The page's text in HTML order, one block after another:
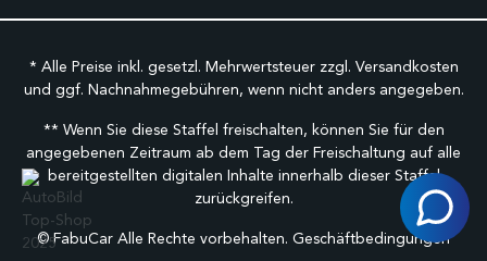
* Alle Preise inkl. gesetzl. Mehrwertsteuer zzgl. Versandkosten
und ggf. Nachnahmegebühren, wenn nicht anders angegeben.
** Wenn Sie diese Staffel freischalten, können Sie für den
angegebenen Zeitraum ab dem Tag der Freischaltung auf alle
bereitgestellten digitalen Inhalte innerhalb dieser Staffel
zurückgreifen.
©FabuCar Alle Rechte vorbehalten. Geschäftbedingungen